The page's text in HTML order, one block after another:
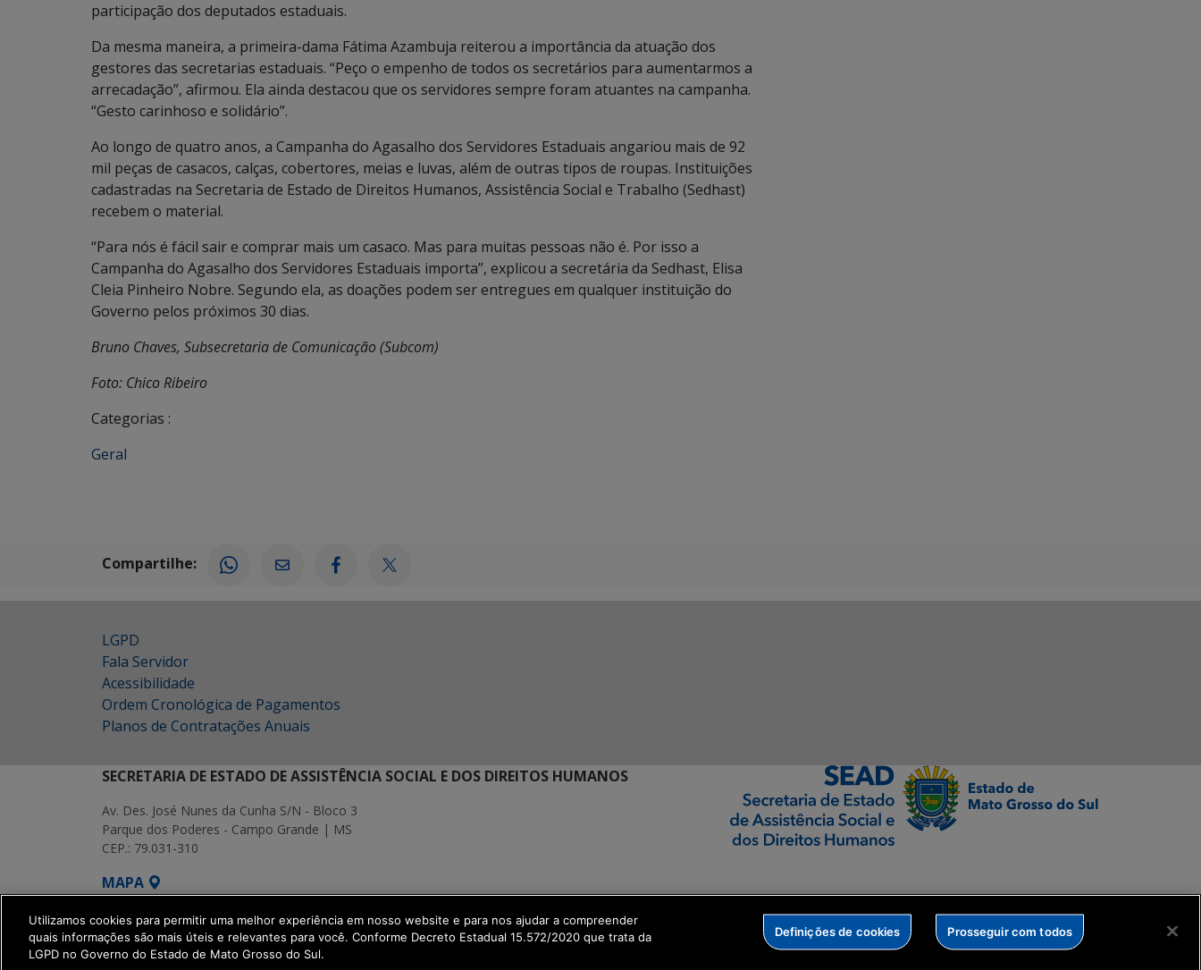
participação dos deputados estaduais.
Da mesma maneira, a primeira-dama Fátima Azambuja reiterou a importância da atuação dos
gestores das secretarias estaduais. “Peço o empenho de todos os secretários para aumentarmos a
arrecadação”, afirmou. Ela ainda destacou que os servidores sempre foram atuantes na campanha.
“Gesto carinhoso e solidário”.
Ao longo de quatro anos, a Campanha do Agasalho dos Servidores Estaduais angariou mais de 92
mil peças de casacos, calças, cobertores, meias e luvas, além de outras tipos de roupas. Instituições
cadastradas na Secretaria de Estado de Direitos Humanos, Assistência Social e Trabalho (Sedhast)
recebem o material.
“Para nós é fácil sair e comprar mais um casaco. Mas para muitas pessoas não é. Por isso a
Campanha do Agasalho dos Servidores Estaduais importa”, explicou a secretária da Sedhast, Elisa
Cleia Pinheiro Nobre. Segundo ela, as doações podem ser entregues em qualquer instituição do
Governo pelos próximos 30 dias.
Bruno Chaves, Subsecretaria de Comunicação (Subcom)
Foto: Chico Ribeiro
Categorias :
Geral
Compartilhe:
LGPD
Fala Servidor
Acessibilidade
Ordem Cronológica de Pagamentos
Planos de Contratações Anuais
SECRETARIA DE ESTADO DE ASSISTÊNCIA SOCIAL E DOS DIREITOS HUMANOS
Av. Des. José Nunes da Cunha S/N - Bloco 3
Parque dos Poderes - Campo Grande | MS
CEP.: 79.031-310
MAPA
SETDIG | Secretaria-Executiva de Transformação Digital
get_footer();
Utilizamos cookies para permitir uma melhor experiência em nosso website e para nos ajudar a compreender
quais informações são mais úteis e relevantes para você. Conforme Decreto Estadual 15.572/2020 que trata da
LGPD no Governo do Estado de Mato Grosso do Sul.
Definições de cookies Prosseguir com todos